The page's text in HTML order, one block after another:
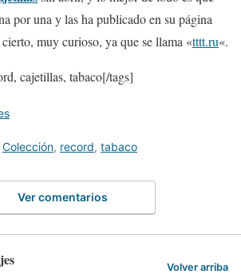
por una y las ha publicado en su página
muy curioso, ya que se llama «tttt.ru«.
cajetillas, tabaco[/tags]
Colección, record, tabaco
Ver comentarios
Volver arriba